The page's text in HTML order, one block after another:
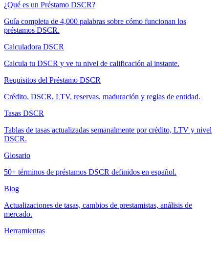
¿Qué es un Préstamo DSCR?
Guía completa de 4,000 palabras sobre cómo funcionan los
préstamos DSCR.
Calculadora DSCR
Calcula tu DSCR y ve tu nivel de calificación al instante.
Requisitos del Préstamo DSCR
Crédito, DSCR, LTV, reservas, maduración y reglas de entidad.
Tasas DSCR
Tablas de tasas actualizadas semanalmente por crédito, LTV y nivel
DSCR.
Glosario
50+ términos de préstamos DSCR definidos en español.
Blog
Actualizaciones de tasas, cambios de prestamistas, análisis de
mercado.
Herramientas